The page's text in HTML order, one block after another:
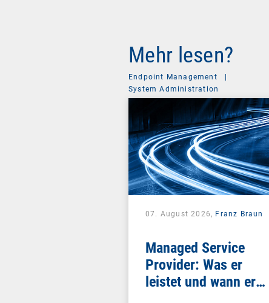
Mehr lesen?
Endpoint Management
|
System Administration
07. August 2026, Franz Braun
Managed Service
Provider: Was er
leistet und wann er